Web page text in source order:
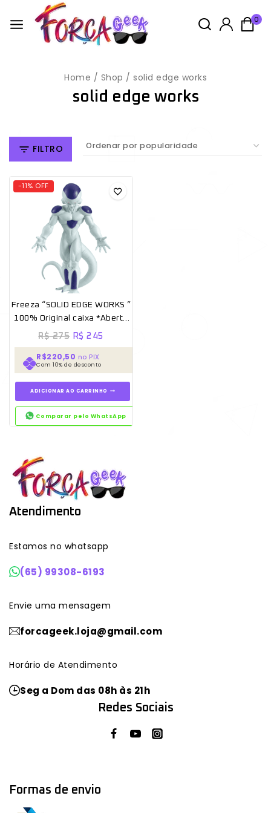
0
Home / Shop / solid edge works
solid edge works
FILTRO
-11% OFF
Freeza “SOLID EDGE WORKS ”
100% Original caixa *Aberto
para unboxing* [Banpresto]
R$275 R$ 245
R$220,50 no PIX
Com 10% de desconto
ADICIONAR AO CARRINHO
Comparar pelo WhatsApp
Atendimento
Estamos no whatsapp
(65) 99308-6193
Envie uma mensagem
forcageek.loja@gmail.com
Horário de Atendimento
Seg a Dom das 08h às 21h
Redes Sociais
Formas de envio